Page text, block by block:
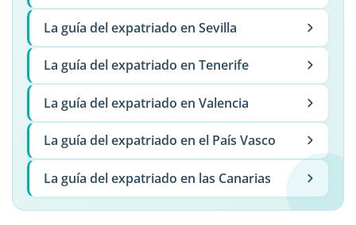
La guía del expatriado en Sevilla
La guía del expatriado en Tenerife
La guía del expatriado en Valencia
La guía del expatriado en el País Vasco
La guía del expatriado en las Canarias